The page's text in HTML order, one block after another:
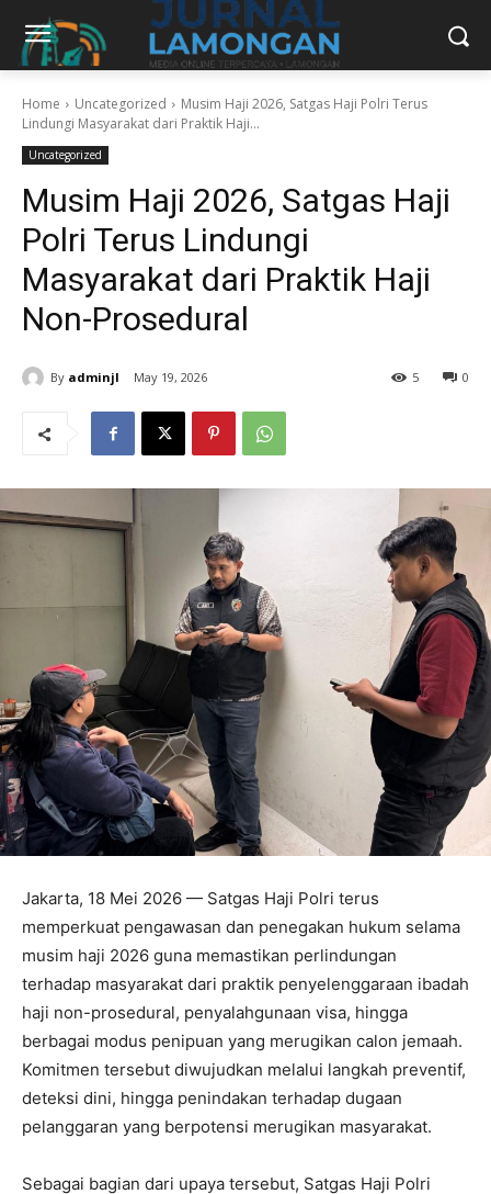
Home Uncategorized
Musim Haji 2026, Satgas Haji Polri Terus
Lindungi Masyarakat dari Praktik Haji...
Uncategorized
Musim Haji 2026, Satgas Haji
Polri Terus Lindungi
Masyarakat dari Praktik Haji
Non-Prosedural
By adminjl May 19, 2026 0
5
Jakarta, 18 Mei 2026 — Satgas Haji Polri terus
memperkuat pengawasan dan penegakan hukum selama
musim haji 2026 guna memastikan perlindungan
terhadap masyarakat dari praktik penyelenggaraan ibadah
haji non-prosedural, penyalahgunaan visa, hingga
berbagai modus penipuan yang merugikan calon jemaah.
Komitmen tersebut diwujudkan melalui langkah preventif,
deteksi dini, hingga penindakan terhadap dugaan
pelanggaran yang berpotensi merugikan masyarakat.
Sebagai bagian dari upaya tersebut, Satgas Haji Polri